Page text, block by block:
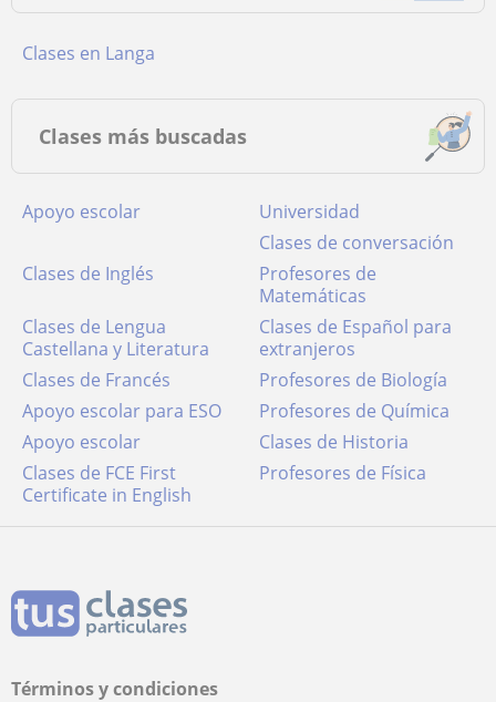
Clases en Langa
Clases más buscadas
Apoyo escolar
Universidad
Clases de conversación
Clases de Inglés
Profesores de
Matemáticas
Clases de Lengua
Castellana y Literatura
Clases de Español para
extranjeros
Clases de Francés
Profesores de Biología
Apoyo escolar para ESO
Profesores de Química
Apoyo escolar
Clases de Historia
Clases de FCE First
Certificate in English
Profesores de Física
Términos y condiciones